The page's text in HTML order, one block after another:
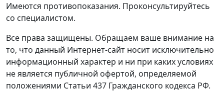
Имеются противопоказания. Проконсультируйтесь
со специалистом.
Все права защищены. Обращаем ваше внимание на
то, что данный Интернет-сайт носит исключительно
информационный характер и ни при каких условиях
не является публичной офертой, определяемой
положениями Статьи 437 Гражданского кодекса РФ.